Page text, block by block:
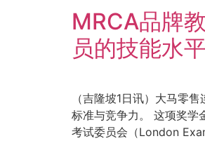
MRCA品牌
员的技能水平
（吉隆坡1日讯）大马零
标准与竞争力。 这项奖学
考试委员会（London